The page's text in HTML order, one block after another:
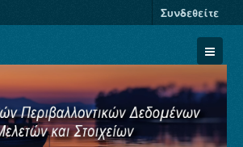
Συνδεθείτε